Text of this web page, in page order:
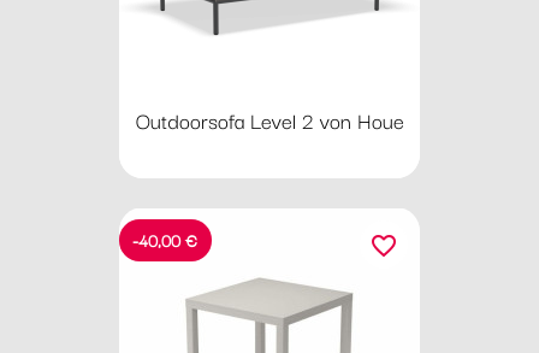
Outdoorsofa Level 2 von Houe
-40,00 € favorite_border